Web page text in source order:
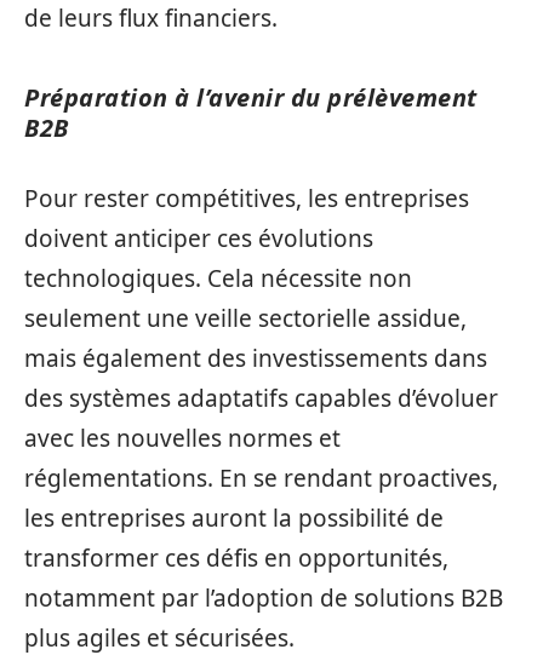
de leurs flux financiers.
Préparation à l’avenir du prélèvement
B2B
Pour rester compétitives, les entreprises
doivent anticiper ces évolutions
technologiques. Cela nécessite non
seulement une veille sectorielle assidue,
mais également des investissements dans
des systèmes adaptatifs capables d’évoluer
avec les nouvelles normes et
réglementations. En se rendant proactives,
les entreprises auront la possibilité de
transformer ces défis en opportunités,
notamment par l’adoption de solutions B2B
plus agiles et sécurisées.